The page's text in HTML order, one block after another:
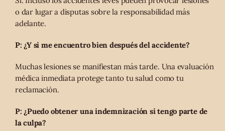
o dar lugar a disputas sobre la responsabilidad más
adelante.
P: ¿Y si me encuentro bien después del accidente?
Muchas lesiones se manifiestan más tarde. Una evaluación
médica inmediata protege tanto tu salud como tu
reclamación.
P: ¿Puedo obtener una indemnización si tengo parte de
la culpa?